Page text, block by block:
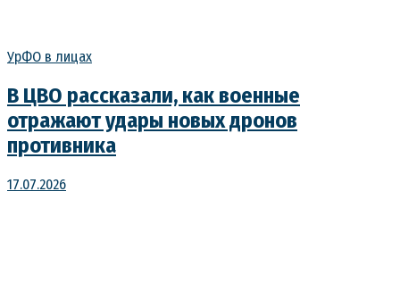
УрФО в лицах
В ЦВО рассказали, как военные
отражают удары новых дронов
противника
17.07.2026